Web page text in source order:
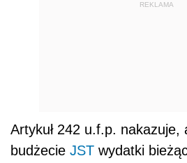
REKLAMA
Artykuł 242 u.f.p. nakazuje,
budżecie JST wydatki